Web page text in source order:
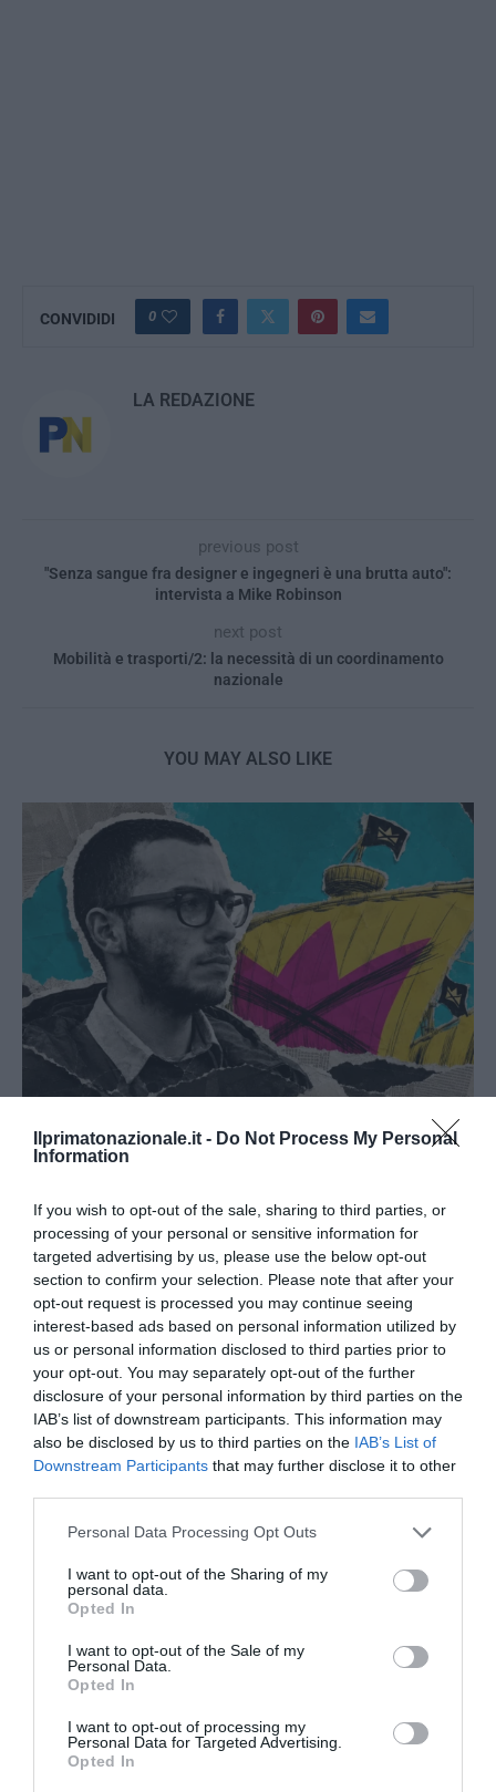
Ilprimatonazionale.it - Do Not Process My Personal
Information
If you wish to opt-out of the sale, sharing to third parties, or
processing of your personal or sensitive information for
targeted advertising by us, please use the below opt-out
section to confirm your selection. Please note that after your
opt-out request is processed you may continue seeing
interest-based ads based on personal information utilized by
us or personal information disclosed to third parties prior to
your opt-out. You may separately opt-out of the further
disclosure of your personal information by third parties on the
IAB’s list of downstream participants. This information may
also be disclosed by us to third parties on the IAB’s List of
Downstream Participants that may further disclose it to other
Please note that this website/app uses one or more Google
not limited to your visit or usage behaviour. You may click to
grant or deny consent to Google and its third-party tags to
use your data for below specified purposes in below Google
consent section.
Personal Data Processing Opt Outs
I want to opt-out of the Sharing of my
personal data.
Opted In
I want to opt-out of the Sale of my
Personal Data.
Opted In
I want to opt-out of processing my
Personal Data for Targeted Advertising.
Opted In
CONVIDIDI 0
LA REDAZIONE
previous post
"Senza sangue fra designer e ingegneri è una brutta auto":
intervista a Mike Robinson
next post
Mobilità e trasporti/2: la necessità di un coordinamento
nazionale
YOU MAY ALSO LIKE
No Kings, Palazzo Ducale si dissocia e punta il dito sul
28 Luglio 2026